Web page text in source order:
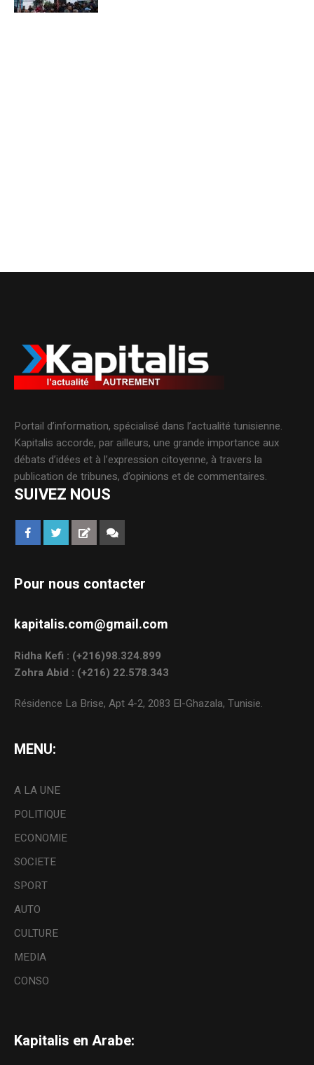
Portail d’information, spécialisé dans l’actualité tunisienne.
Kapitalis accorde, par ailleurs, une grande importance aux
débats d’idées et à l’expression citoyenne, à travers la
publication de tribunes, d’opinions et de commentaires.
SUIVEZ NOUS
Pour nous contacter
kapitalis.com@gmail.com
Ridha Kefi : (+216)98.324.899
Zohra Abid : (+216) 22.578.343
Résidence La Brise, Apt 4-2, 2083 El-Ghazala, Tunisie.
MENU:
A LA UNE
POLITIQUE
ECONOMIE
SOCIETE
SPORT
AUTO
CULTURE
MEDIA
CONSO
Kapitalis en Arabe: